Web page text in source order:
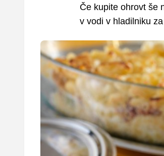
Če kupite ohrovt še
v vodi v hladilniku